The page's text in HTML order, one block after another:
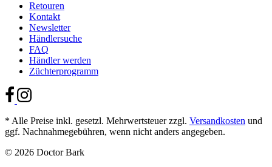
Retouren
Kontakt
Newsletter
Händlersuche
FAQ
Händler werden
Züchterprogramm
* Alle Preise inkl. gesetzl. Mehrwertsteuer zzgl. Versandkosten und
ggf. Nachnahmegebühren, wenn nicht anders angegeben.
© 2026 Doctor Bark